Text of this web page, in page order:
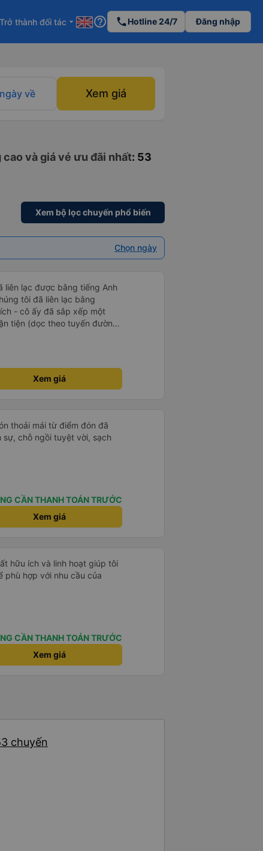
Trở thành đối tác arrow_drop_down help_outline phoneHotline 24/7 Đăng nhập
về Xem giá
và giá vé ưu đãi nhất: 53
Xem bộ lọc chuyến phổ biến
Chọn ngày
liên lạc được bằng tiếng Anh
tôi đã liên lạc bằng
- cô ấy đã sắp xếp một
tiện (dọc theo tuyến đường
Rất khuyến khích.
Xem giá
thoải mái từ điểm đón đã
chỗ ngồi tuyệt vời, sạch
CẦN THANH TOÁN TRƯỚC
Xem giá
hữu ích và linh hoạt giúp tôi
phù hợp với nhu cầu của
CẦN THANH TOÁN TRƯỚC
Xem giá
chuyến